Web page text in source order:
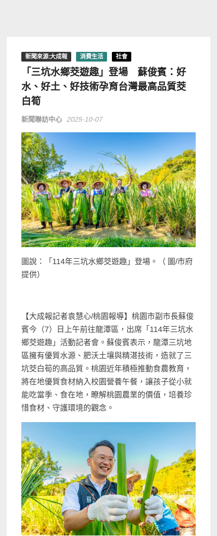
新聞來源:大成報 消費生活 社會
「三坑水鄉茭遊趣」登場 蘇俊賓：好
水、好土、好技術孕育台灣最高品質茭
白筍
新聞聯訪中心 2025-10-07
圖說：「114年三坑水鄉茭遊趣」登場。（ 圖/市府
提供）
【大成報記者袁慧心/桃園報導】桃園市副市長蘇俊
賓今（7）日上午前往龍潭區，出席「114年三坑水
鄉茭遊趣」活動記者會。蘇俊賓表示，龍潭三坑地
區擁有優質水源、肥沃土壤與精湛技術，造就了三
坑茭白筍的高品質。桃園近年積極推動食農教育，
將在地優質食材納入校園營養午餐，讓孩子從小就
能吃當季、食在地，瞭解桃園農業的價值，培養珍
惜食材、守護環境的觀念。